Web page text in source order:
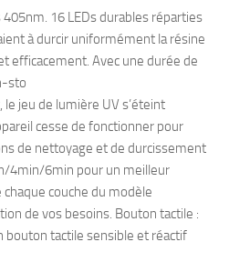
16 LEDs durables réparties
à durcir uniformément la résine
efficacement. Avec une durée de
sto
le jeu de lumière UV s’éteint
cesse de fonctionner pour
de nettoyage et de durcissement
4min/6min pour un meilleur
couche du modèle
de vos besoins. Bouton tactile :
bouton tactile sensible et réactif